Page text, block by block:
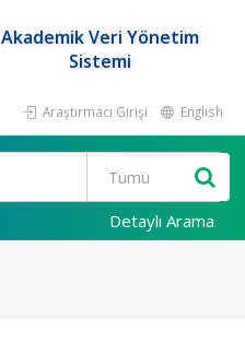
Akademik Veri Yönetim
Sistemi
Araştırmacı Girişi English
Detaylı Arama